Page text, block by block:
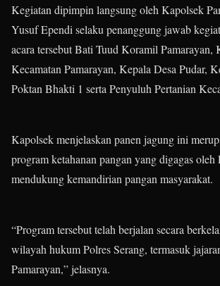
Kegiatan dipimpin langsung oleh Kapolsek
Yusuf Ependi selaku penanggung jawab
acara tersebut Bati Tuud Koramil Pamarayan,
Kecamatan Pamarayan, Kepala Desa Pudar,
Poktan Bhakti 1 serta Penyuluh Pertanian
Kapolsek menjelaskan panen jagung ini
program ketahanan pangan yang digagas
mendukung kemandirian pangan masyarakat.
“Program tersebut telah berjalan secara
wilayah hukum Polres Serang, termasuk
Pamarayan,” jelasnya.